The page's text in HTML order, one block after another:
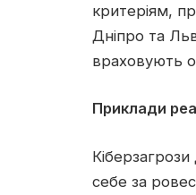
критеріям,
Дніпро та
враховують
Приклади
себе за